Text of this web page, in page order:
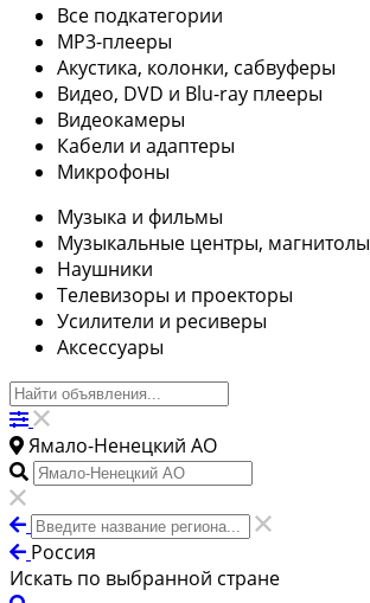
Все подкатегории
MP3-плееры
Акустика, колонки, сабвуферы
Видео, DVD и Blu-ray плееры
Видеокамеры
Кабели и адаптеры
Микрофоны
Музыка и фильмы
Музыкальные центры, магнитолы
Наушники
Телевизоры и проекторы
Усилители и ресиверы
Аксессуары
Ямало-Ненецкий АО
Россия
Искать по выбранной стране